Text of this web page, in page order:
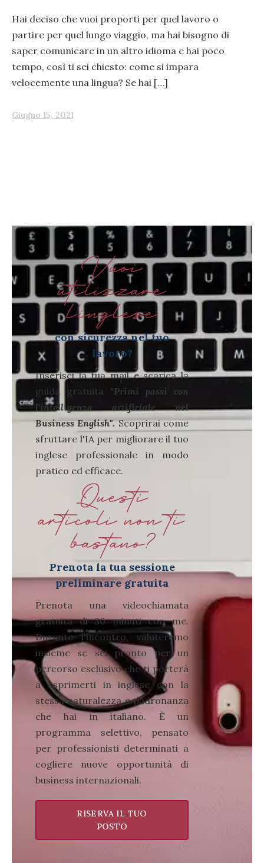
Hai deciso che vuoi proporti per quel lavoro o
partire per quel lungo viaggio, ma hai bisogno di
saper comunicare in un altro idioma e hai poco
tempo, così ti sei chiesto: come si impara
velocemente una lingua? Se hai […]
Giugno 15, 2021
Vuoi
utilizzare
l'inglese
con sicurezza nel tuo
lavoro?
Inserisci la tua mail e scarica la
guida gratuita "Primi passi con
l'intelligenza artificiale nel
Business English".Scoprirai come
sfruttare l'IA per migliorare il tuo
inglese professionale in modo
pratico ed efficace.
Questi
articoli non ti
bastano?
Prenota la tua sessione
preliminare gratuita
Prenota una videochiamata
gratuita di 30 minuti con me.
Durante l'incontro, valuteremo
insieme se sei pronto per un
percorso esclusivo che ti porterà
a esprimerti in inglese con la
stessa naturalezza e padronanza
che hai in italiano. È un
programma selettivo, pensato
per professionisti determinati a
cogliere nuove opportunità di
business internazionali.
RISERVA IL TUO
POSTO